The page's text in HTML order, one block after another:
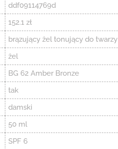
ddf09114769d
152.1 zł
brązujący żel tonujący do twarzy
żel
BG 62 Amber Bronze
tak
damski
50 ml
SPF 6